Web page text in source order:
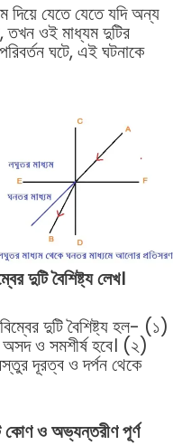
যেতে যেতে যদি অন্য
তখন ওই মাধ্যম দুটির
ঘটে, এই ঘটনাকে
দুটি বৈশিষ্ট্য লেখ।
দুটি বৈশিষ্ট্য হল- (১)
অসদ ও সমশীর্ষ হবে। (২)
দূরত্ব ও দর্পন থেকে
কোণ ও অভ্যন্তরীণ পূর্ণ